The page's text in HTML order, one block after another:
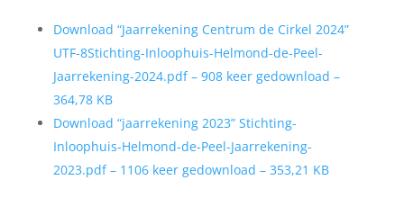
Download “Jaarrekening Centrum de Cirkel 2024”
UTF-8Stichting-Inloophuis-Helmond-de-Peel-
Jaarrekening-2024.pdf – 908 keer gedownload –
364,78 KB
Download “jaarrekening 2023” Stichting-
Inloophuis-Helmond-de-Peel-Jaarrekening-
2023.pdf – 1106 keer gedownload – 353,21 KB